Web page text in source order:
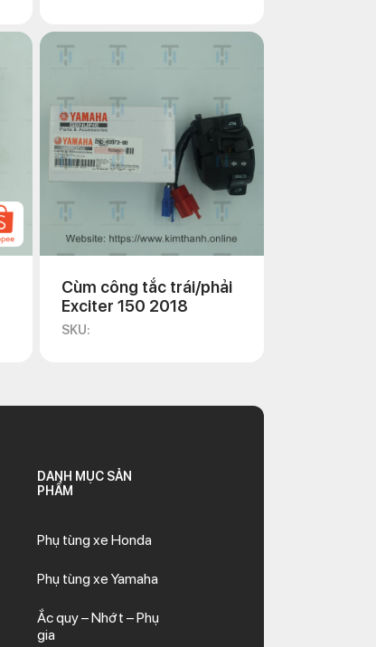
Cùm công tắc trái/phải
Exciter 150 2018
SKU:
DANH MỤC SẢN
PHẨM
Phụ tùng xe Honda
Phụ tùng xe Yamaha
Ắc quy – Nhớt – Phụ
gia